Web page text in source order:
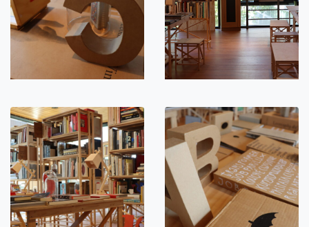
doorbladeren.
Een collectie boeken vertelt verschillende verhalen over zijn
verzamelaar. Hoe kijkt de boekengek naar de wereld en
welke maatschappelijke en culturele gebeurtenissen vinden
we terug in de keuzes van de boeken. Hoe verhoudt het
Waar komen kennis en inspiratie vandaan?
Steeds meer informatie is te vinden op het internet,
waardoor de boekencollectie van velen slinkt of stagneert.
Dat geldt ook voor bekende creatieve Nederlanders. Hoe
kunnen we die persoonlijke boekencollecties bewaren en
delen? Kunnen we dit stuk cultuur behouden?